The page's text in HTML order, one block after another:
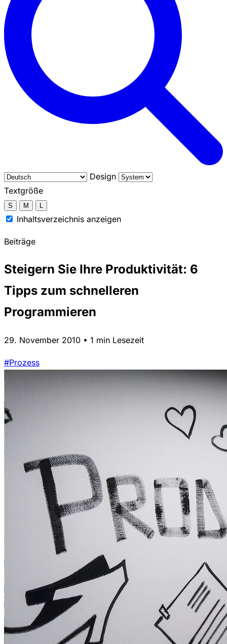
Design
Textgröße
S M L
Inhaltsverzeichnis anzeigen
Beiträge
Steigern Sie Ihre Produktivität: 6
Tipps zum schnelleren
Programmieren
29. November 2010 • 1 min Lesezeit
#Prozess